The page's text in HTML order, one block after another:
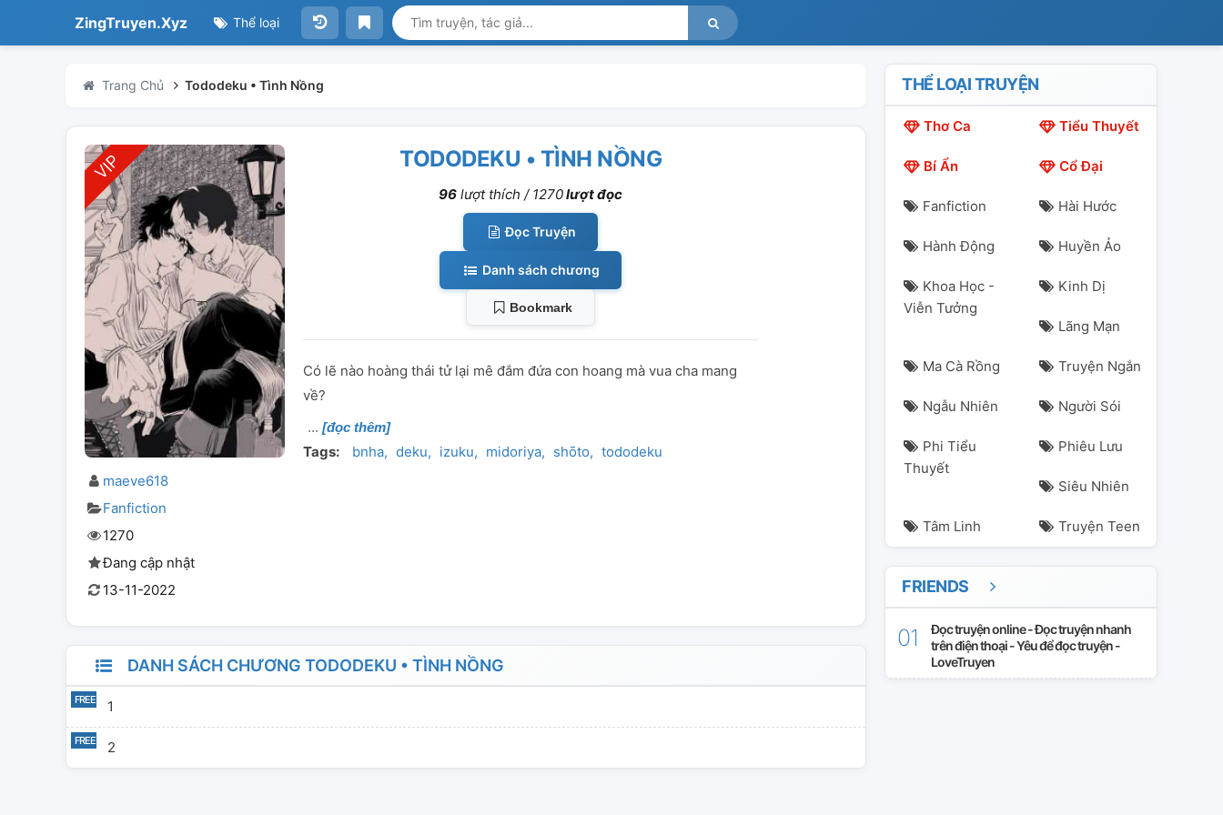
ZingTruyen.Xyz Thể loại
Trang Chủ Tododeku • Tình Nồng
maeve618
Fanfiction
1270
Đang cập nhật
13-11-2022
TODODEKU • TÌNH NỒNG
96 lượt thích / 1270lượt đọc
Đọc Truyện
Danh sách chương
Bookmark
Có lẽ nào hoàng thái tử lại mê đắm đứa con hoang mà vua cha mang
về?
[đọc thêm]
Tags: bnha deku izuku midoriya shōto tododeku
DANH SÁCH CHƯƠNG TODODEKU • TÌNH NỒNG
1
2
THỂ LOẠI TRUYỆN
Thơ Ca Tiểu Thuyết
Bí Ẩn Cổ Đại
Fanfiction Hài Hước
Hành Động Huyền Ảo
Khoa Học -
Viễn Tưởng
Kinh Dị
Lãng Mạn
Ma Cà Rồng Truyện Ngắn
Ngẫu Nhiên Người Sói
Phi Tiểu
Thuyết
Phiêu Lưu
Siêu Nhiên
Tâm Linh Truyện Teen
FRIENDS
Đọc truyện online - Đọc truyện nhanh
trên điện thoại - Yêu để đọc truyện -
LoveTruyen